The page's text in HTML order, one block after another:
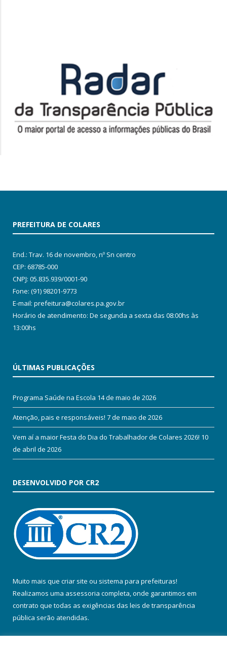
PREFEITURA DE COLARES
End.: Trav. 16 de novembro, nº Sn centro
CEP: 68785-000
CNPJ: 05.835.939/0001-90
Fone: (91) 98201-9773
E-mail: prefeitura@colares.pa.gov.br
Horário de atendimento: De segunda a sexta das 08:00hs às
13:00hs
ÚLTIMAS PUBLICAÇÕES
Programa Saúde na Escola 14 de maio de 2026
Atenção, pais e responsáveis! 7 de maio de 2026
Vem aí a maior Festa do Dia do Trabalhador de Colares 2026! 10
de abril de 2026
DESENVOLVIDO POR CR2
Muito mais que criar site ou sistema para prefeituras!
Realizamos uma assessoria completa, onde garantimos em
contrato que todas as exigências das leis de transparência
pública serão atendidas.